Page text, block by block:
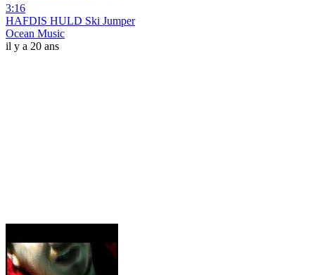
3:16
HAFDIS HULD Ski Jumper
Ocean Music
il y a 20 ans